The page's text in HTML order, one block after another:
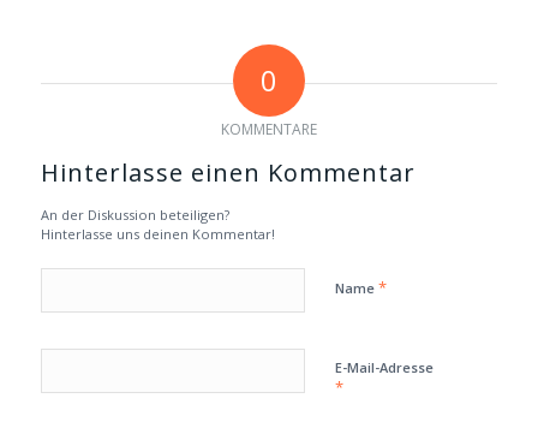
0
KOMMENTARE
Hinterlasse einen Kommentar
An der Diskussion beteiligen?
Hinterlasse uns deinen Kommentar!
Name *
E-Mail-Adresse
*